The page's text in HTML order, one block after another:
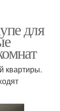
для
квартиры.